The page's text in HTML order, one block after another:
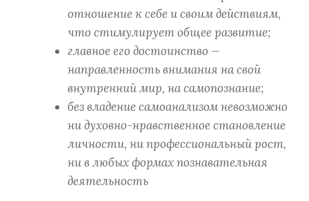
отношение к себе и своим действиям,
что стимулирует общее развитие;
главное его достоинство —
направленность внимания на свой
внутренний мир, на самопознание;
без владение самоанализом невозможно
ни духовно-нравственное становление
личности, ни профессиональный рост,
ни в любых формах познавательная
деятельность